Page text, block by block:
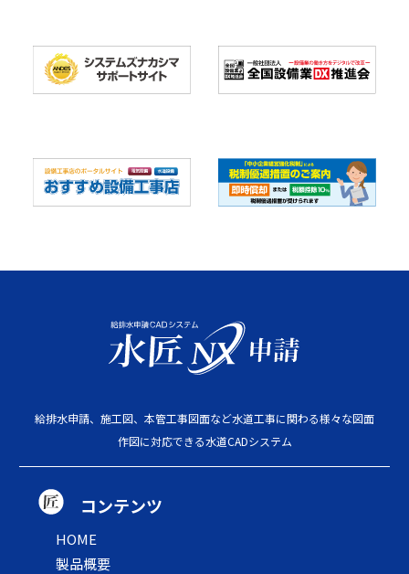
給排水申請、施工図、本管工事図面など水道工事に関わる様々な図面
作図に対応できる水道CADシステム
コンテンツ
HOME
製品概要